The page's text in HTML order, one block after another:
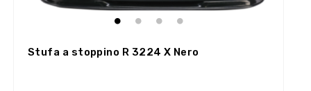
Stufa a stoppino R 3224 X Nero